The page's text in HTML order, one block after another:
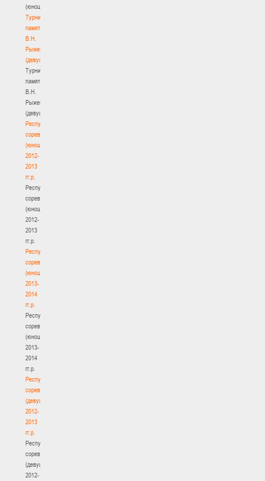
(юноши)
Турнир
памяти
В.Н.
Рыженкова
(девушки)
Турнир
памяти
В.Н.
Рыженкова
(девушки)
Республиканские
соревнования
(юноши)
2012-
2013
гг.р.
Республиканские
соревнования
(юноши)
2012-
2013
гг.р.
Республиканские
соревнования
(юноши)
2013-
2014
гг.р.
Республиканские
соревнования
(юноши)
2013-
2014
гг.р.
Республиканские
соревнования
(девушки)
2012-
2013
гг.р.
Республиканские
соревнования
(девушки)
2012-